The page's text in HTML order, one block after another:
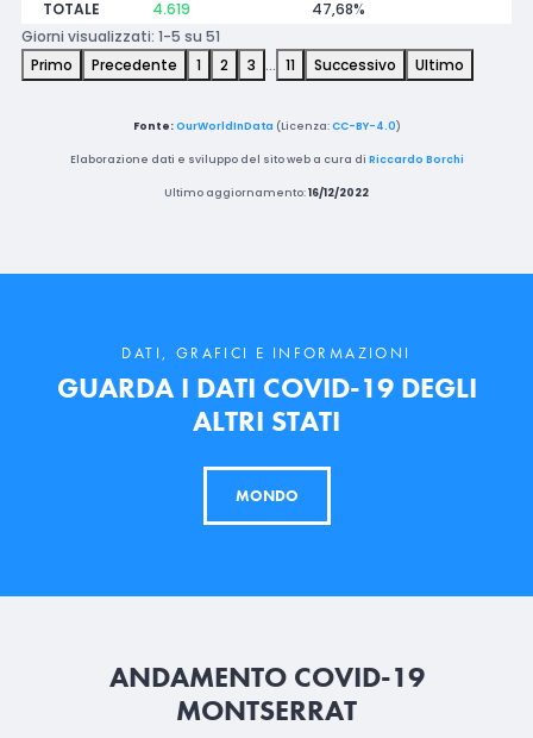
TOTALE 4.619
47,68%
Giorni visualizzati: 1-5 su 51
Primo
Precedente 1 2 3 … 11 Successivo Ultimo
Fonte: OurWorldInData (Licenza:CC-BY-4.0)
Elaborazione dati e sviluppo del sito web a cura di Riccardo Borchi
Ultimo aggiornamento:16/12/2022
DATI, GRAFICI E INFORMAZIONI
GUARDA I DATI COVID-19 DEGLI
ALTRI STATI
MONDO
ANDAMENTO COVID-19
MONTSERRAT